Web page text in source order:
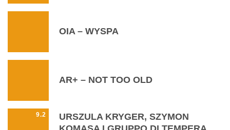
OIA – WYSPA
AR+ – NOT TOO OLD
9.2
URSZULA KRYGER, SZYMON